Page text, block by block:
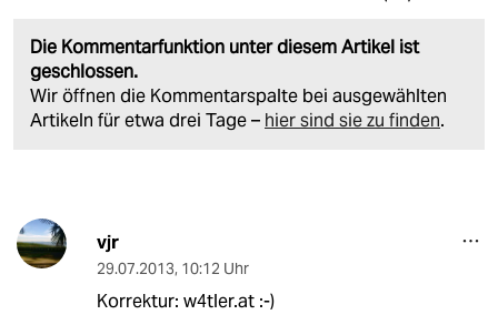
Die Kommentarfunktion unter diesem Artikel ist
geschlossen.
Wir öffnen die Kommentarspalte bei ausgewählten
Artikeln für etwa drei Tage – hier sind sie zu finden.
vjr
29.07.2013, 10:12 Uhr
Korrektur: w4tler.at :-)